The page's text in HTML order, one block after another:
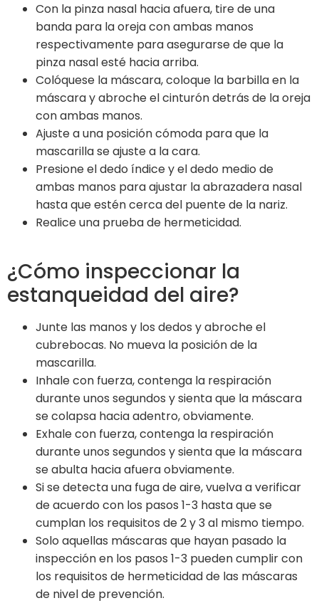
Con la pinza nasal hacia afuera, tire de una
banda para la oreja con ambas manos
respectivamente para asegurarse de que la
pinza nasal esté hacia arriba.
Colóquese la máscara, coloque la barbilla en la
máscara y abroche el cinturón detrás de la oreja
con ambas manos.
Ajuste a una posición cómoda para que la
mascarilla se ajuste a la cara.
Presione el dedo índice y el dedo medio de
ambas manos para ajustar la abrazadera nasal
hasta que estén cerca del puente de la nariz.
Realice una prueba de hermeticidad.
¿Cómo inspeccionar la
estanqueidad del aire?
Junte las manos y los dedos y abroche el
cubrebocas. No mueva la posición de la
mascarilla.
Inhale con fuerza, contenga la respiración
durante unos segundos y sienta que la máscara
se colapsa hacia adentro, obviamente.
Exhale con fuerza, contenga la respiración
durante unos segundos y sienta que la máscara
se abulta hacia afuera obviamente.
Si se detecta una fuga de aire, vuelva a verificar
de acuerdo con los pasos 1-3 hasta que se
cumplan los requisitos de 2 y 3 al mismo tiempo.
Solo aquellas máscaras que hayan pasado la
inspección en los pasos 1-3 pueden cumplir con
los requisitos de hermeticidad de las máscaras
de nivel de prevención.